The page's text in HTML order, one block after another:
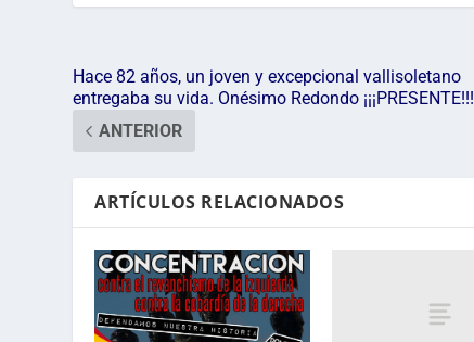
Hace 82 años, un joven y excepcional vallisoletano
entregaba su vida. Onésimo Redondo ¡¡¡PRESENTE!!!
ANTERIOR
ARTÍCULOS RELACIONADOS